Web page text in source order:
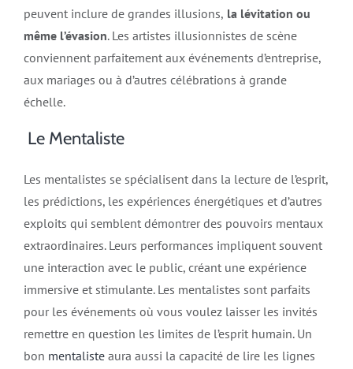
peuvent inclure de grandes illusions, la lévitation ou
même l’évasion. Les artistes illusionnistes de scène
conviennent parfaitement aux événements d’entreprise,
aux mariages ou à d’autres célébrations à grande
échelle.
Le Mentaliste
Les mentalistes se spécialisent dans la lecture de l’esprit,
les prédictions, les expériences énergétiques et d’autres
exploits qui semblent démontrer des pouvoirs mentaux
extraordinaires. Leurs performances impliquent souvent
une interaction avec le public, créant une expérience
immersive et stimulante. Les mentalistes sont parfaits
pour les événements où vous voulez laisser les invités
remettre en question les limites de l’esprit humain. Un
bon mentaliste aura aussi la capacité de lire les lignes